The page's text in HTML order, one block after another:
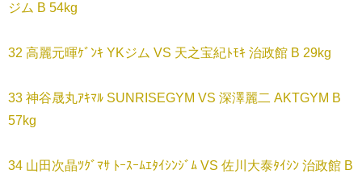
ジム B 54kg
32 高麗元暉ｹﾞﾝｷ YKジム VS 天之宝紀ﾄﾓｷ 治政館 B 29kg
33 神谷晟丸ｱｷﾏﾙ SUNRISEGYM VS 深澤麗二 AKTGYM B
57kg
34 山田次晶ﾂｸﾞﾏｻ ﾄｰｽｰﾑｴﾀｲｼﾝｼﾞﾑ VS 佐川大泰ﾀｲｼﾝ 治政館 B